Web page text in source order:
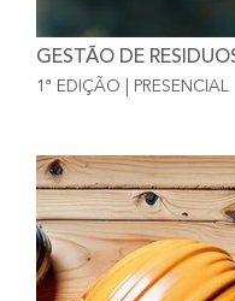
GESTÃO DE
1ª EDIÇÃO | PRESENCIAL